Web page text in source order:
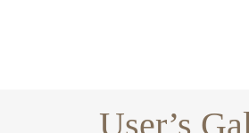
User’s